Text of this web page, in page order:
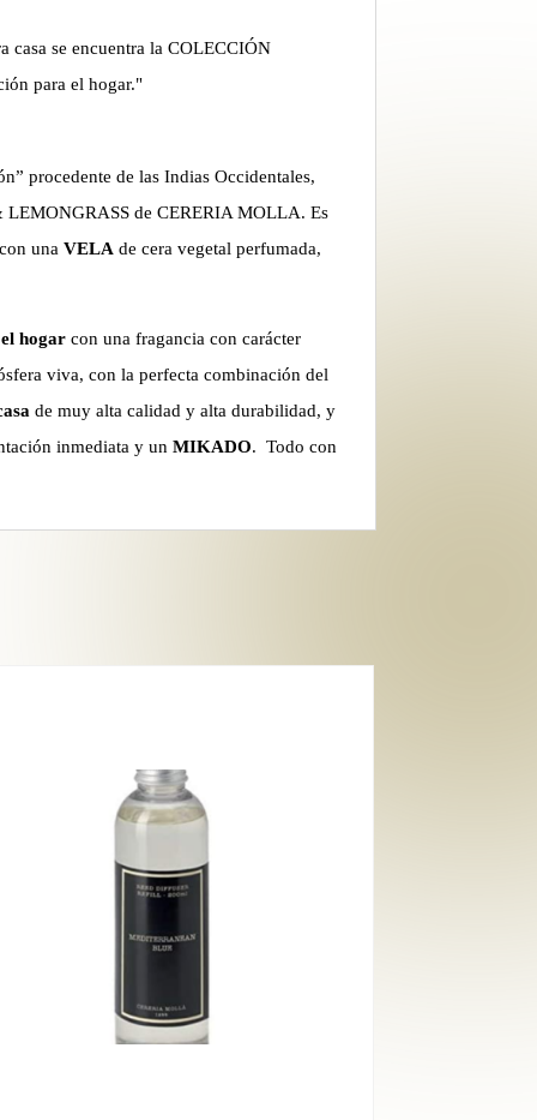
casa se encuentra la COLECCIÓN
para el hogar."
procedente de las Indias Occidentales,
LEMONGRASS de CERERIA MOLLA. Es
unaVELA de cera vegetal perfumada,
el hogarcon una fragancia con carácter
viva, con la perfecta combinación del
de muy alta calidad y alta durabilidad, y
inmediata y unMIKADO. Todo con